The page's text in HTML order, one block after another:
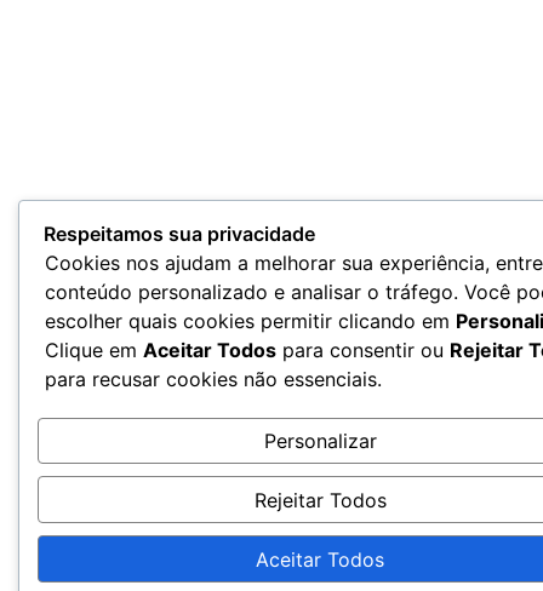
Respeitamos sua privacidade
Cookies nos ajudam a melhorar sua experiência,
conteúdo personalizado e analisar o tráfego. Você
escolher quais cookies permitir clicando em
Clique em Aceitar Todos para consentir ou Rejeitar
para recusar cookies não essenciais.
Personalizar
Rejeitar Todos
Aceitar Todos